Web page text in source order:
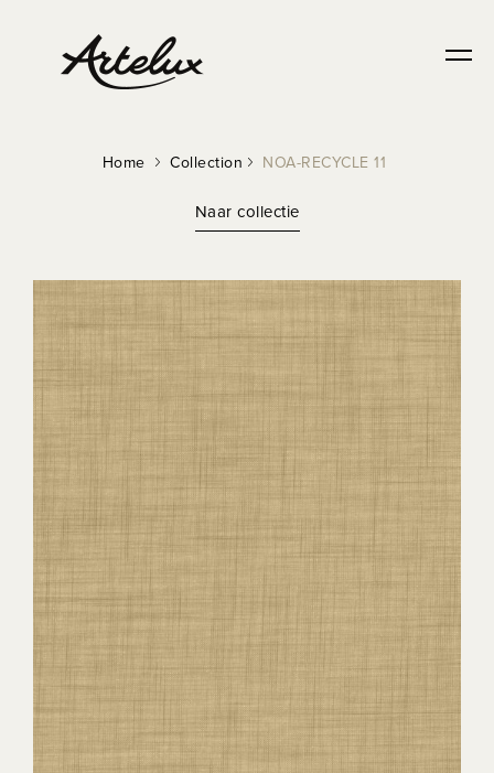
Home Collection NOA-RECYCLE 11
Naar collectie